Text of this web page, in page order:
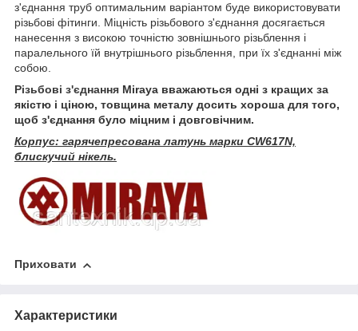
з'єднання труб оптимальним варіантом буде використовувати
різьбові фітинги. Міцність різьбового з'єднання досягається
нанесення з високою точністю зовнішнього різьблення і
паралельного їй внутрішнього різьблення, при їх з'єднанні між
собою.
Різьбові з'єднання Miraya вважаються одні з кращих за
якістю і ціною, товщина металу досить хороша для того,
щоб з'єднання було міцним і довговічним.
Корпус: гарячепресована латунь марки CW617N,
блискучий нікель.
Приховати
Характеристики